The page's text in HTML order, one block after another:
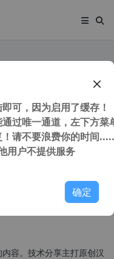
v4.4.4 x64 汉化中
容。技术分享主打原创汉
可，因为启用了缓存！
过唯一通道，左下方菜
请不要浪费你的时间
用户不提供服务
确定